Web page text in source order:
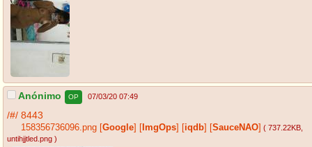
Anónimo OP 07/03/20 07:49
/#/ 8443
158356736096.png [Google] [ ImgOps] [iqdb] [SauceNAO] ( 737.22KB
untihjjtled.png )